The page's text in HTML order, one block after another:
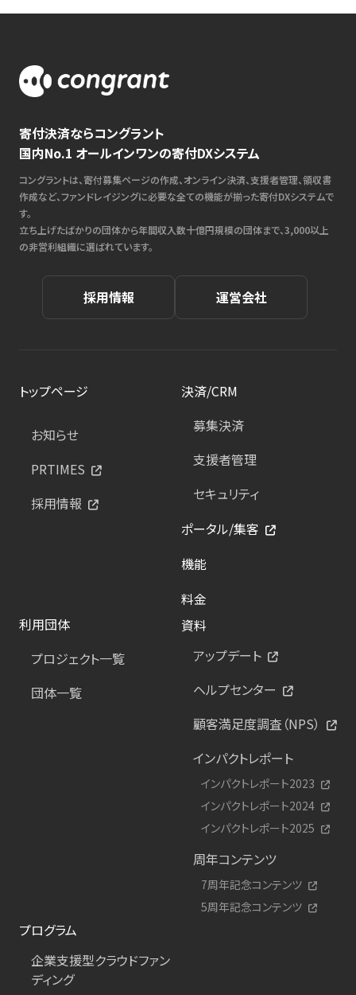
寄付決済ならコングラント
国内No.1 オールインワンの寄付DXシステム
コングラントは、寄付募集ページの作成、オンライン決済、支援者管理、領収書
作成など、ファンドレイジングに必要な全ての機能が揃った寄付DXシステムで
す。
立ち上げたばかりの団体から年間収入数十億円規模の団体まで、3,000以上
の非営利組織に選ばれています。
採用情報 運営会社
トップページ
お知らせ
PRTIMES
採用情報
決済/CRM
募集決済
支援者管理
セキュリティ
ポータル/集客
機能
料金
利用団体
プロジェクト一覧
団体一覧
資料
アップデート
ヘルプセンター
顧客満足度調査（NPS）
インパクトレポート
インパクトレポート2023
インパクトレポート2024
インパクトレポート2025
周年コンテンツ
7周年記念コンテンツ
5周年記念コンテンツ
プログラム
企業支援型クラウドファン
ディング